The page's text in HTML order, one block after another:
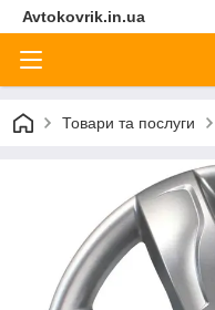
Avtokovrik.in.ua
Товари та послуги